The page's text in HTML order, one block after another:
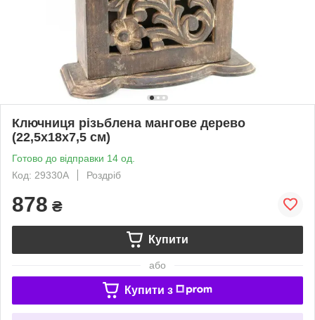
Ключниця різьблена мангове дерево
(22,5х18х7,5 см)
Готово до відправки 14 од.
Код: 29330A
Роздріб
878 ₴
Купити
або
Купити з